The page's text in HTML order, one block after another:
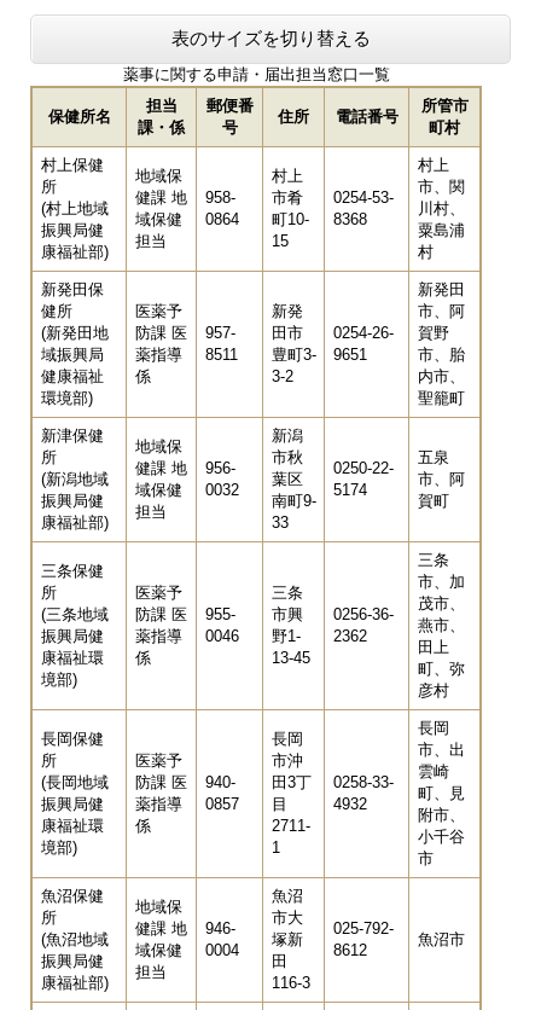
表のサイズを切り替える
薬事に関する申請・届出担当窓口一覧
保健所名
担当
課・係
郵便番
号
住所 電話番号
所管市
町村
村上保健
所
(村上地域
振興局健
康福祉部)
地域保
健課 地
域保健
担当
958-
0864
村上
市肴
町10-
15
0254-53-
8368
村上
市、関
川村、
粟島浦
村
新発田保
健所
(新発田地
域振興局
健康福祉
環境部)
医薬予
防課 医
薬指導
係
957-
8511
新発
田市
豊町3-
3-2
0254-26-
9651
新発田
市、阿
賀野
市、胎
内市、
聖籠町
新津保健
所
(新潟地域
振興局健
康福祉部)
地域保
健課 地
域保健
担当
956-
0032
新潟
市秋
葉区
南町9-
33
0250-22-
5174
五泉
市、阿
賀町
三条保健
所
(三条地域
振興局健
康福祉環
境部)
医薬予
防課 医
薬指導
係
955-
0046
三条
市興
野1-
13-45
0256-36-
2362
三条
市、加
茂市、
燕市、
田上
町、弥
彦村
長岡保健
所
(長岡地域
振興局健
康福祉環
境部)
医薬予
防課 医
薬指導
係
940-
0857
長岡
市沖
田3丁
目
2711-
1
0258-33-
4932
長岡
市、出
雲崎
町、見
附市、
小千谷
市
魚沼保健
所
(魚沼地域
振興局健
康福祉部)
地域保
健課 地
域保健
担当
946-
0004
魚沼
市大
塚新
田
116-3
025-792-
8612
魚沼市